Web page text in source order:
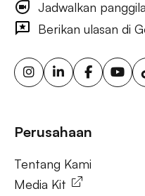
iklan visibilitas merek luar
bertarget, layar iklan
ooh yang dipicu cuaca,
solusi ooh fleksibel, iklan
reklame energi terbarukan,
ooh untuk bisnis kecil,
Tentang Kami
Jadwalkan
Berikan ulasan di
Perusahaan
Tentang Kami
Media Kit